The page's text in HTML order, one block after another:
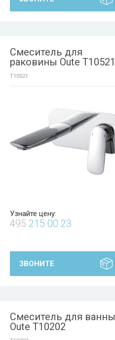
Смеситель для
раковины Oute T10521
T10521
Узнайте цену:
495 215 00 23
ЗВОНИТЕ
Смеситель для ванны
Oute T10202